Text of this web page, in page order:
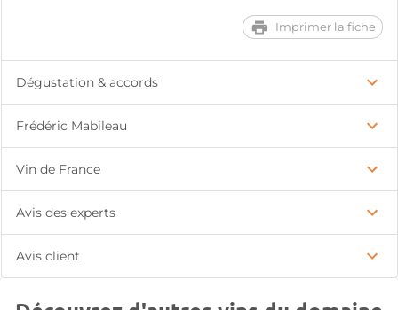
Imprimer la fiche
Dégustation & accords
Frédéric Mabileau
Vin de France
Avis des experts
Avis client